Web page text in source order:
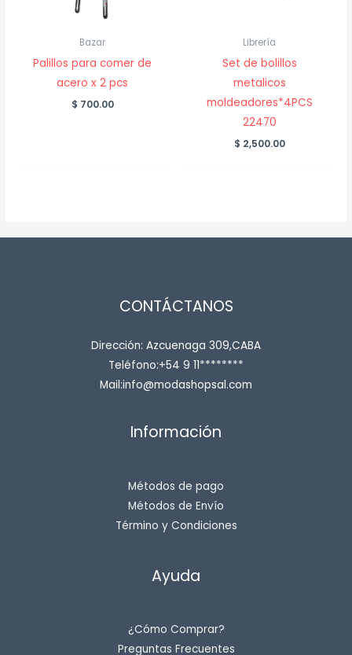
Bazar
Palillos para comer de
acero x 2 pcs
$ 700.00
Librería
Set de bolillos
metalicos
moldeadores*4PCS
22470
$ 2,500.00
CONTÁCTANOS
Dirección: Azcuenaga 309,CABA
Teléfono:+54 9 11********
Mail:info@modashopsal.com
Información
Métodos de pago
Métodos de Envío
Término y Condiciones
Ayuda
¿Cómo Comprar?
Preguntas Frecuentes